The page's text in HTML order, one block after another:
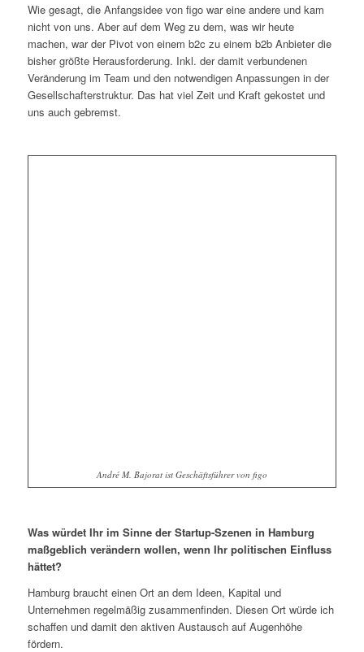
Wie gesagt, die Anfangsidee von figo war eine andere und kam
nicht von uns. Aber auf dem Weg zu dem, was wir heute
machen, war der Pivot von einem b2c zu einem b2b Anbieter die
bisher größte Herausforderung. Inkl. der damit verbundenen
Veränderung im Team und den notwendigen Anpassungen in der
Gesellschafterstruktur. Das hat viel Zeit und Kraft gekostet und
uns auch gebremst.
André M. Bajorat ist Geschäftsführer von figo
Was würdet Ihr im Sinne der Startup-Szenen in Hamburg
maßgeblich verändern wollen, wenn Ihr politischen Einfluss
hättet?
Hamburg braucht einen Ort an dem Ideen, Kapital und
Unternehmen regelmäßig zusammenfinden. Diesen Ort würde ich
schaffen und damit den aktiven Austausch auf Augenhöhe
fördern.